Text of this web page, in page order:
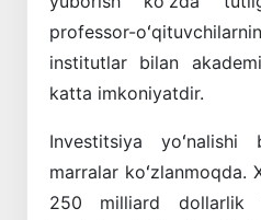
professor-
institutlar bilan
katta imkoniyatdir.
Investitsiya
marralar koʻzlanmoqda.
250 milliard dollarlik